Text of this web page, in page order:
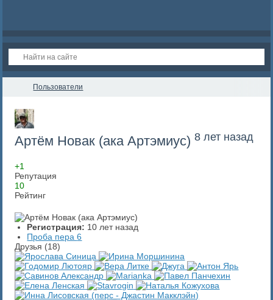
Пользователи
Артём Новак (ака Артэмиус)8 лет назад
+1
Репутация
10
Рейтинг
Регистрация: 10 лет назад
Проба пера6
Друзья (18)